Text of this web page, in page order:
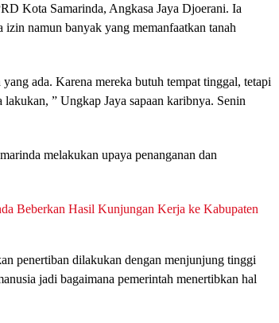
Kota Samarinda, Angkasa Jaya Djoerani. Ia
namun banyak yang memanfaatkan tanah
ada. Karena mereka butuh tempat tinggal, tetapi
” Ungkap Jaya sapaan karibnya. Senin
melakukan upaya penanganan dan
Beberkan Hasil Kunjungan Kerja ke Kabupaten
penertiban dilakukan dengan menjunjung tinggi
jadi bagaimana pemerintah menertibkan hal